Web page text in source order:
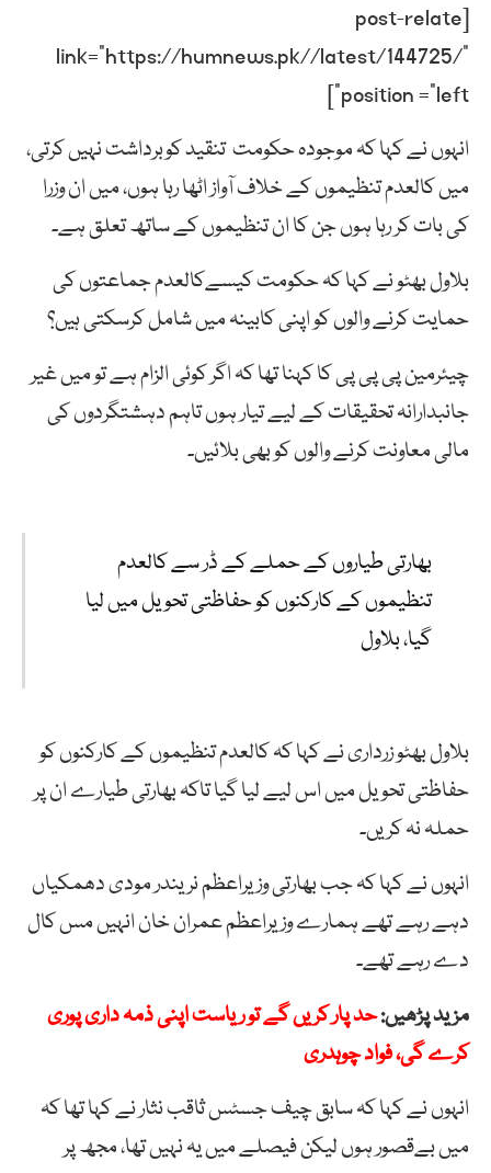
[post-relate
link=”https://humnews.pk//latest/144725/”
position =”left”]
انہوں نے کہا کہ موجودہ حکومت تنقید کوبرداشت نہیں کرتی،
میں کالعدم تنظیموں کے خلاف آواز اٹھا رہا ہوں، میں ان وزرا
کی بات کر رہا ہوں جن کا ان تنظیموں کے ساتھ تعلق ہے۔
بلاول بھٹو نے کہا کہ حکومت کیسےکالعدم جماعتوں کی
حمایت کرنے والوں کو اپنی کابینہ میں شامل کرسکتی ہیں؟
چیئرمین پی پی پی کا کہنا تھا کہ اگر کوئی الزام ہے تو میں غیر
جانبدارانہ تحقیقات کے لیے تیار ہوں تاہم دہشتگردوں کی
مالی معاونت کرنے والوں کو بھی بلائیں۔
بھارتی طیاروں کے حملے کے ڈر سے کالعدم
تنظیموں کے کارکنوں کو حفاظتی تحویل میں لیا
گیا، بلاول
بلاول بھٹو زرداری نے کہا کہ کالعدم تنظیموں کے کارکنوں کو
حفاظتی تحویل میں اس لیے لیا گیا تاکہ بھارتی طیارے ان پر
حملہ نہ کریں۔
انہوں نے کہا کہ جب بھارتی وزیراعظم نریندر مودی دھمکیاں
دہے رہے تھے ہمارے وزیراعظم عمران خان انہیں مس کال
دے رہے تھے۔
مزید پڑھیں:حد پار کریں گے تو ریاست اپنی ذمہ داری پوری
کرے گی، فواد چوہدری
انہوں نے کہا کہ سابق چیف جسٹس ثاقب نثار نے کہا تھا کہ
میں بےقصور ہوں لیکن فیصلے میں یہ نہیں تھا، مجھ پر